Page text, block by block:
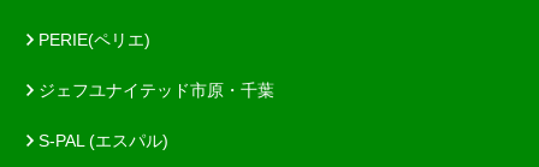
PERIE(ペリエ)
ジェフユナイテッド市原・千葉
S-PAL (エスパル)